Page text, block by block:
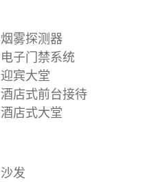
烟雾探测器
电子门禁系统
迎宾大堂
酒店式前台接待
酒店式大堂
沙发